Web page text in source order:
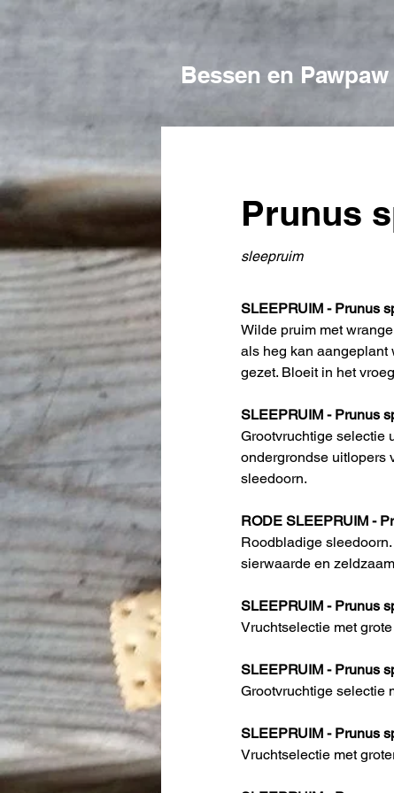
Bessen en Pawpaw
Prunus
sleepruim
SLEEPRUIM - Prunus
Wilde pruim met
als heg kan aangeplant
gezet. Bloeit in het
SLEEPRUIM - Prunus
Grootvruchtige selectie
ondergrondse uitlopers
sleedoorn.
RODE SLEEPRUIM -
Roodbladige
sierwaarde en
SLEEPRUIM - Prunus
Vruchtselectie met
SLEEPRUIM - Prunus
Grootvruchtige selectie
SLEEPRUIM - Prunus
Vruchtselectie met